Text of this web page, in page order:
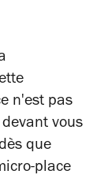
n'est pas
vous
que
place